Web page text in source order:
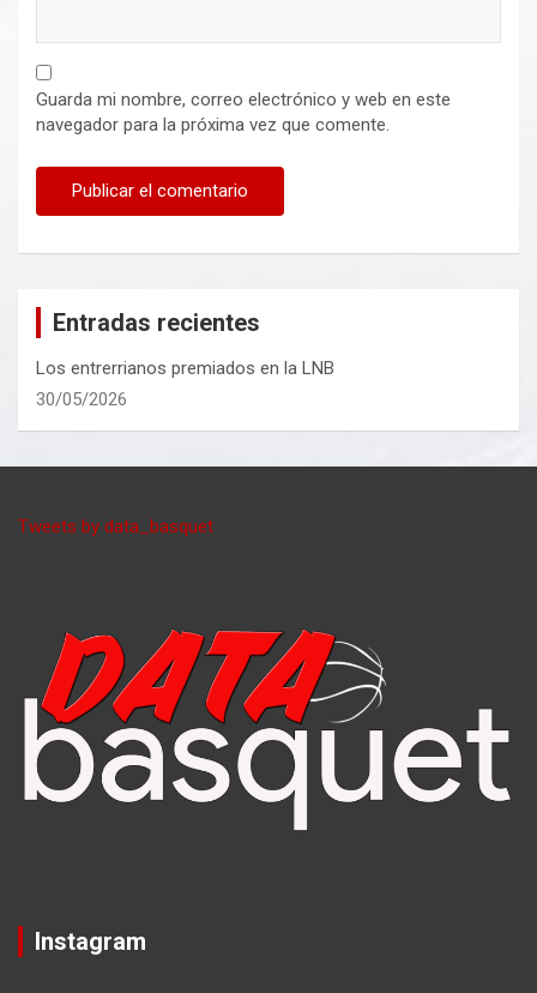
Guarda mi nombre, correo electrónico y web en este
navegador para la próxima vez que comente.
Entradas recientes
Los entrerrianos premiados en la LNB
30/05/2026
Tweets by data_basquet
Instagram